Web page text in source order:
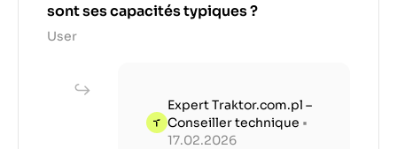
sont ses capacités typiques ?
User
Expert Traktor.com.pl –
Conseiller technique •
17.02.2026